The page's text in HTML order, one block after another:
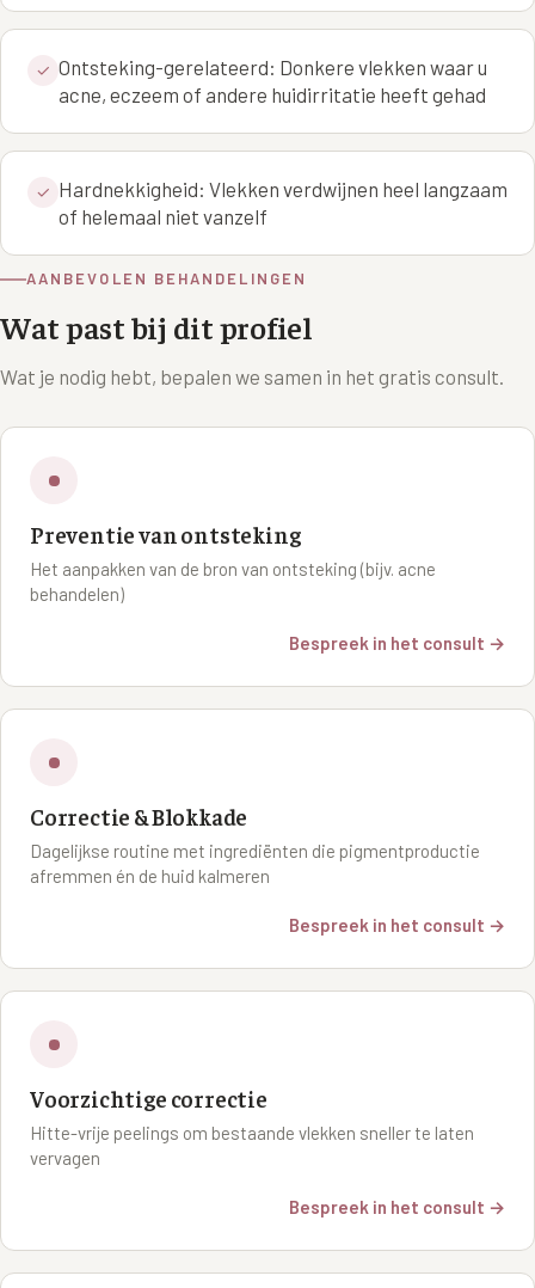
Overmatig zweten
Kaalheid en haarverlies
Bekijk alle zones →
Peeling
Plexr Soft Surgery
Tretinoïne (vitamine A zuur) crème
XL Hair
Alle behandelingen →
✓ Ontsteking-gerelateerd: Donkere vlekken waar u
acne, eczeem of andere huidirritatie heeft gehad
✓ Hardnekkigheid: Vlekken verdwijnen heel langzaam
of helemaal niet vanzelf
AANBEVOLEN BEHANDELINGEN
Wat past bij dit profiel
Wat je nodig hebt, bepalen we samen in het gratis consult.
Preventie van ontsteking
Het aanpakken van de bron van ontsteking (bijv. acne
behandelen)
Bespreek in het consult →
Correctie & Blokkade
Dagelijkse routine met ingrediënten die pigmentproductie
afremmen én de huid kalmeren
Bespreek in het consult →
Voorzichtige correctie
Hitte-vrije peelings om bestaande vlekken sneller te laten
vervagen
Bespreek in het consult →